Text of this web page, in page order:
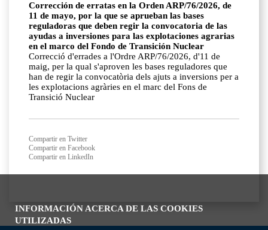
INFORMACIÓN ACERCA DE LAS COOKIES
UTILIZADAS
Corrección de erratas en la Orden ARP/76/2026, de
11 de mayo, por la que se aprueban las bases
reguladoras que deben regir la convocatoria de las
ayudas a inversiones para las explotaciones agrarias
en el marco del Fondo de Transición Nuclear
Correcció d'errades a l'Ordre ARP/76/2026, d'11 de
maig, per la qual s'aproven les bases reguladores que
han de regir la convocatòria dels ajuts a inversions per a
les explotacions agràries en el marc del Fons de
Transició Nuclear
Compartir en Twitter
Compartir en Facebook
Compartir en LinkedIn